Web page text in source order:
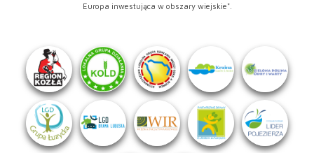
Europa inwestująca w obszary wiejskie".